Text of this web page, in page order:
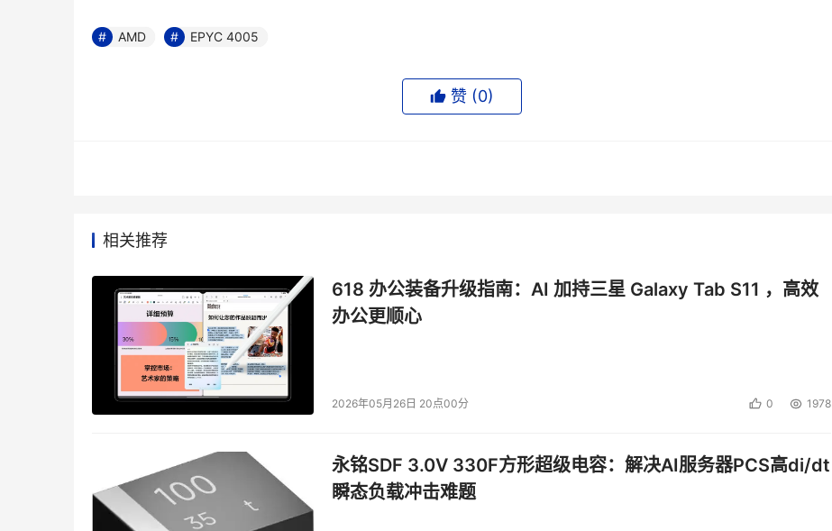
AMD EPYC 4005
赞 (0)
相关推荐
618 办公装备升级指南：AI 加持三星 Galaxy Tab S11 ，高效
办公更顺心
2026年05月26日 20点00分 0 1978
永铭SDF 3.0V 330F方形超级电容：解决AI服务器PCS高di/dt
瞬态负载冲击难题